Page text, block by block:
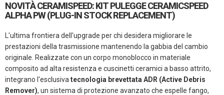
NOVITÀ CERAMISPEED: KIT PULEGGE CERAMICSPEED
ALPHA PW (PLUG-IN STOCK REPLACEMENT)
L'ultima frontiera dell'upgrade per chi desidera migliorare le
prestazioni della trasmissione mantenendo la gabbia del cambio
originale. Realizzate con un corpo monoblocco in materiale
composito ad alta resistenza e cuscinetti ceramici a basso attrito,
integrano l'esclusiva tecnologia brevettata ADR (Active Debris
Remover), un sistema di protezione avanzato che espelle fango,